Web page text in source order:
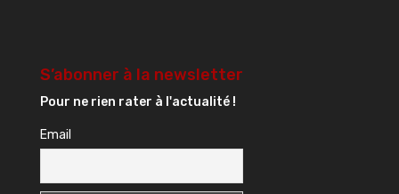
S’abonner à la newsletter
Pour ne rien rater à l'actualité !
Email